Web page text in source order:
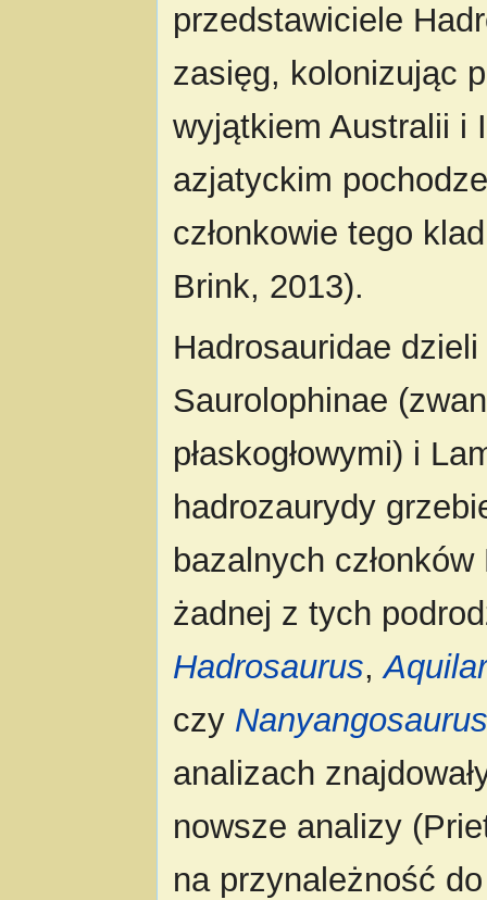
przedstawiciele
zasięg, kolonizując
wyjątkiem Australii i
azjatyckim
członkowie tego
Brink, 2013).
Hadrosauridae
Saurolophinae
płaskogłowymi) i
hadrozaurydy
bazalnych
żadnej z tych
Hadrosaurus,
czy
analizach
nowsze analizy
na przynależność